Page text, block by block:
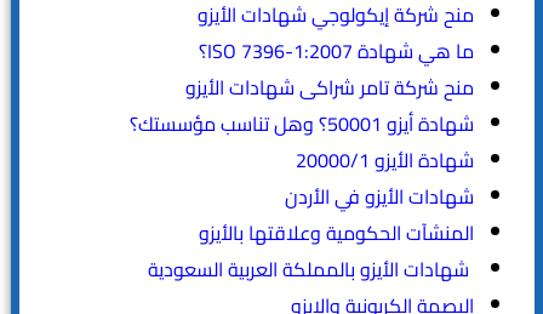
منح شركة إيكولوجي شهادات الأيزو
ما هي شهادة ISO 7396-1:2007؟
منح شركة تامر شراكى شهادات الأيزو
شهادة أيزو 50001؟ وهل تناسب مؤسستك؟
شهادة الأيزو 20000/1
شهادات الأيزو في الأردن
المنشآت الحكومية وعلاقتها بالأيزو
شهادات الأيزو بالمملكة العربية السعودية
البصمة الكربونية والايزو